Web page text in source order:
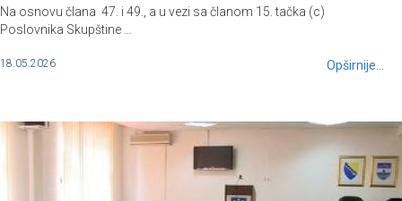
Na osnovu člana 47. i 49., a u vezi sa članom 15. tačka (c)
Poslovnika Skupštine ...
18.05.2026 Opširnije...